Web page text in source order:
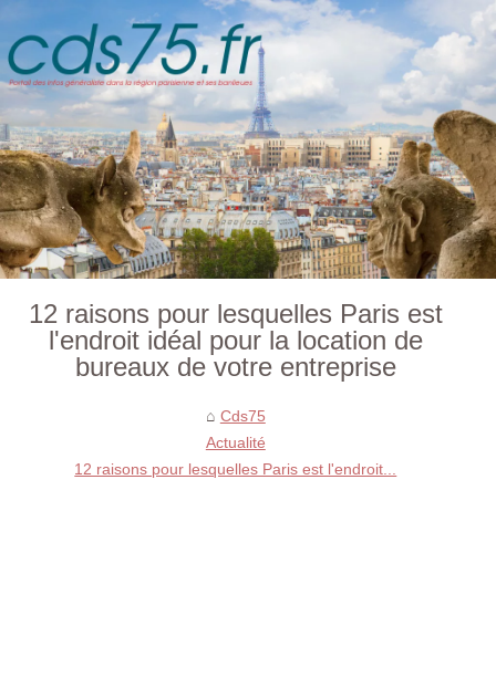
12 raisons pour lesquelles Paris est
l'endroit idéal pour la location de
bureaux de votre entreprise
Cds75
Actualité
12 raisons pour lesquelles Paris est l'endroit...